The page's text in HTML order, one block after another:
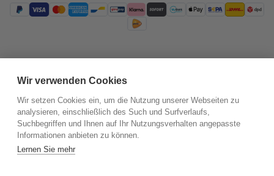
Wir verwenden Cookies
Wir setzen Cookies ein, um die Nutzung unserer Webseiten zu
analysieren, einschließlich des Such und Surfverlaufs,
Suchbegriffen und Ihnen auf Ihr Nutzungsverhalten angepasste
Informationen anbieten zu können.
Lernen Sie mehr